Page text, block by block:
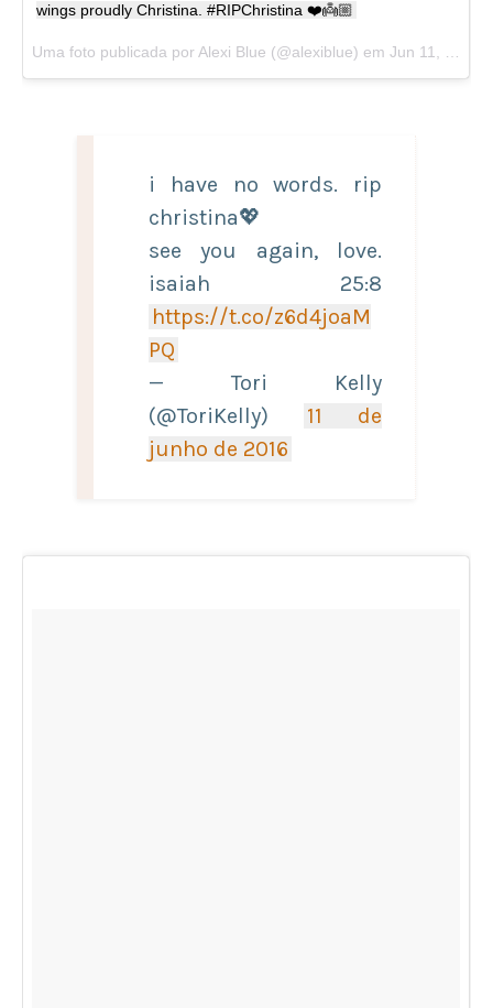
wings proudly Christina. #RIPChristina ❤️👼🏼
Uma foto publicada por Alexi Blue (@alexiblue) em Jun 11, 2016 às 8:20 PDT
i have no words. rip
christina💖
see you again, love.
isaiah 25:8
https://t.co/z6d4joaM
PQ
— Tori Kelly
(@ToriKelly)
11 de
junho de 2016